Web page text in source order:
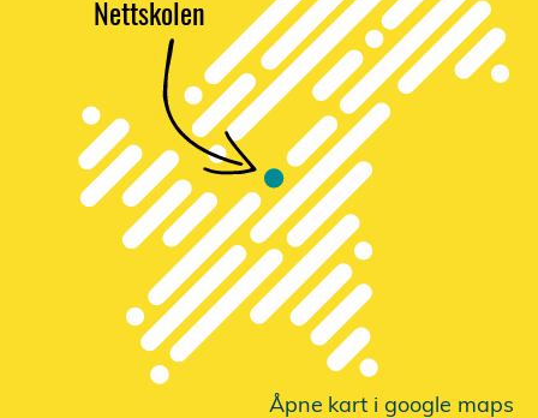
Åpnekart i google maps
Nettskolen